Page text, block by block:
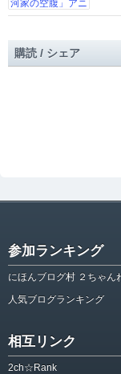
購読 / シェア
参加ランキング
にほんブログ村 ２ちゃん
人気ブログランキング
相互リンク
2ch☆Rank